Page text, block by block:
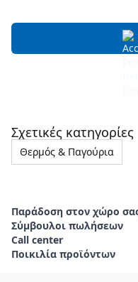
Σχετικές κατηγορίες
Θερμός & Παγούρια
Παράδοση στον χώρο
Σύμβουλοι πωλήσεων
Call center
Ποικιλία προϊόντων